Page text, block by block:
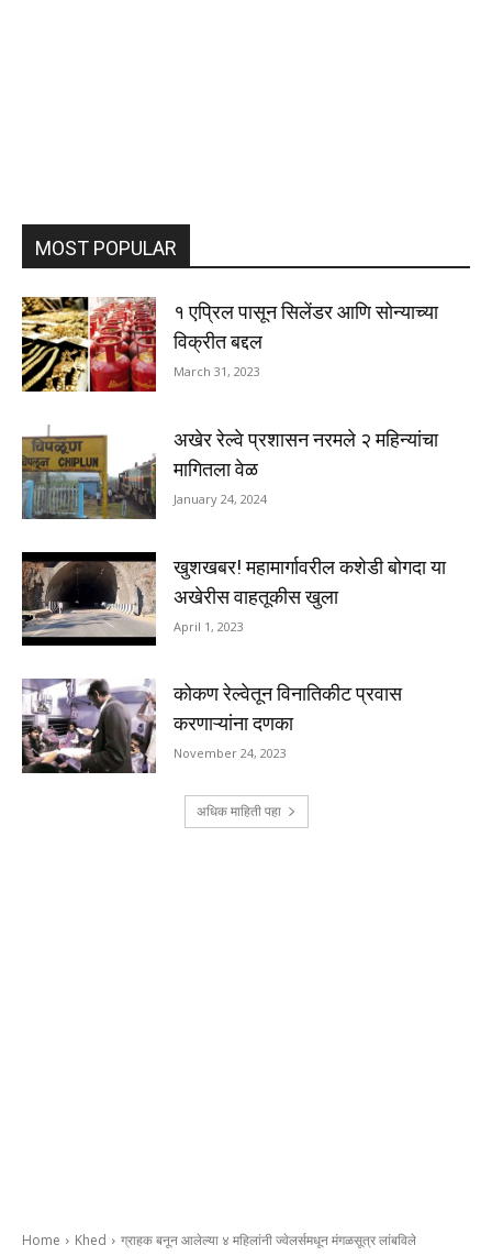
MOST POPULAR
१ एप्रिल पासून सिलेंडर आणि सोन्याच्या
विक्रीत बद्दल
March 31, 2023
अखेर रेल्वे प्रशासन नरमले २ महिन्यांचा
मागितला वेळ
January 24, 2024
खुशखबर! महामार्गावरील कशेडी बोगदा या
अखेरीस वाहतूकीस खुला
April 1, 2023
कोकण रेल्वेतून विनातिकीट प्रवास
करणाऱ्यांना दणका
November 24, 2023
अधिक माहिती पहा